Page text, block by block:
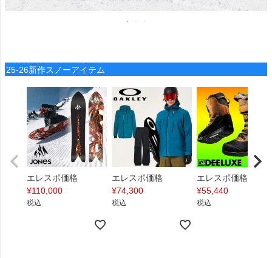
25-26新作スノーアイテム
エレスポ価格
¥110,000
税込
エレスポ価格
¥74,300
税込
エレスポ価格
¥55,440
税込